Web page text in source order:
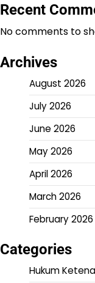
Recent
No comments to
Archives
August 2026
July 2026
June 2026
May 2026
April 2026
March 2026
February 2026
Categories
Hukum